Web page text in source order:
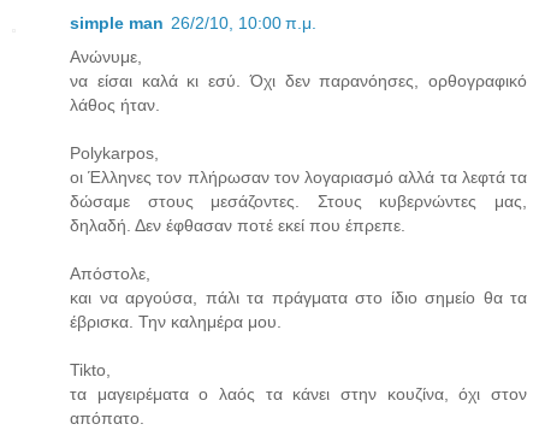
simple man 26/2/10, 10:00 π.μ.
Ανώνυμε,
να είσαι καλά κι εσύ. Όχι δεν παρανόησες, ορθογραφικό
λάθος ήταν.
Polykarpos,
οι Έλληνες τον πλήρωσαν τον λογαριασμό αλλά τα λεφτά τα
δώσαμε στους μεσάζοντες. Στους κυβερνώντες μας,
δηλαδή. Δεν έφθασαν ποτέ εκεί που έπρεπε.
Απόστολε,
και να αργούσα, πάλι τα πράγματα στο ίδιο σημείο θα τα
έβρισκα. Την καλημέρα μου.
Tikto,
τα μαγειρέματα ο λαός τα κάνει στην κουζίνα, όχι στον
απόπατο.